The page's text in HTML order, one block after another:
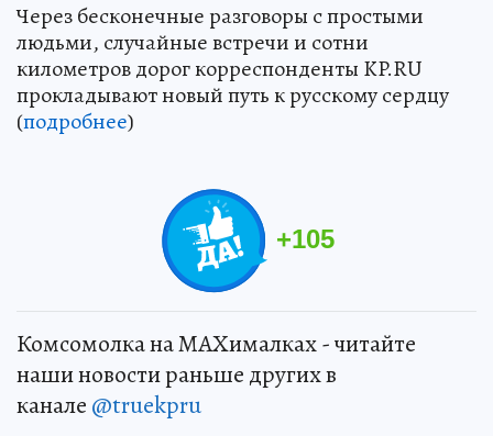
Через бесконечные разговоры с простыми
людьми, случайные встречи и сотни
километров дорог корреспонденты KP.RU
прокладывают новый путь к русскому сердцу
(подробнее)
+105
Комсомолка на MAXималках - читайте
наши новости раньше других в
канале @truekpru